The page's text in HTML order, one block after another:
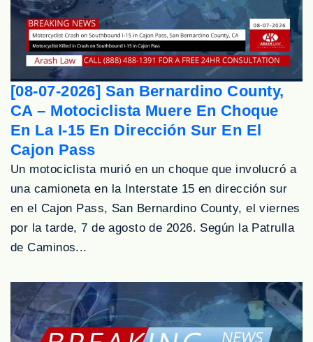
[08-07-2026] San Bernardino County,
CA – Motociclista Muere En Choque
En La I-15 En Dirección Sur En El
Cajon Pass
Un motociclista murió en un choque que involucró a
una camioneta en la Interstate 15 en dirección sur
en el Cajon Pass, San Bernardino County, el viernes
por la tarde, 7 de agosto de 2026. Según la Patrulla
de Caminos...